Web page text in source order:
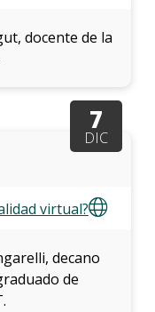
docente de la
7
DIC
virtual?
decano
de